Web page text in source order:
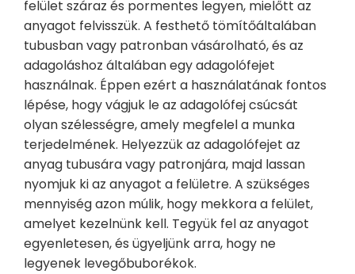
felület száraz és pormentes legyen, mielőtt az
anyagot felvisszük. A festhető tömítőáltalában
tubusban vagy patronban vásárolható, és az
adagoláshoz általában egy adagolófejet
használnak. Éppen ezért a használatának fontos
lépése, hogy vágjuk le az adagolófej csúcsát
olyan szélességre, amely megfelel a munka
terjedelmének. Helyezzük az adagolófejet az
anyag tubusára vagy patronjára, majd lassan
nyomjuk ki az anyagot a felületre. A szükséges
mennyiség azon múlik, hogy mekkora a felület,
amelyet kezelnünk kell. Tegyük fel az anyagot
egyenletesen, és ügyeljünk arra, hogy ne
legyenek levegőbuborékok.